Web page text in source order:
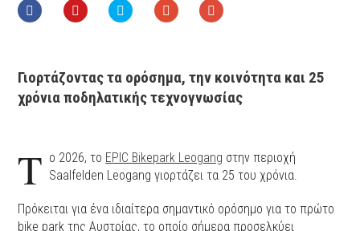
Γιορτάζοντας τα ορόσημα, την κοινότητα και 25
χρόνια ποδηλατικής τεχνογνωσίας
Τ ο 2026, το EPIC Bikepark Leogang στην περιοχή
Saalfelden Leogang γιορτάζει τα 25 του χρόνια.
Πρόκειται για ένα ιδιαίτερα σημαντικό ορόσημο για το πρώτο
bike park της Αυστρίας, το οποίο σήμερα προσελκύει